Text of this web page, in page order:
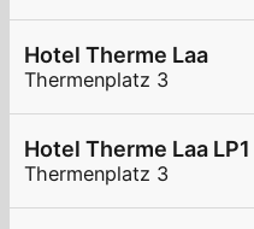
Hotel Therme Laa
Thermenplatz 3
Hotel Therme Laa LP1
Thermenplatz 3